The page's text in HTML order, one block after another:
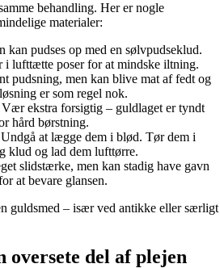
behandling. Her er nogle
materialer:
kan pudses op med en sølvpudseklud.
i lufttætte poser for at mindske iltning.
pudsning, men kan blive mat af fedt og
er som regel nok.
Vær ekstra forsigtig – guldlaget er tyndt
hård børstning.
Undgå at lægge dem i blød. Tør dem i
klud og lad dem lufttørre.
slidstærke, men kan stadig have gavn
at bevare glansen.
guldsmed – især ved antikke eller særligt
oversete del af plejen